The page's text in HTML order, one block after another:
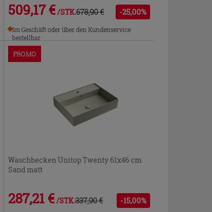
509,17 € /STK.678,90 € -25,00%
Im Geschäft oder über den Kundenservice
bestellbar
PROMO
Waschbecken Unitop Twenty 61x46 cm
Sand matt
287,21 € /STK.337,90 € -15,00%